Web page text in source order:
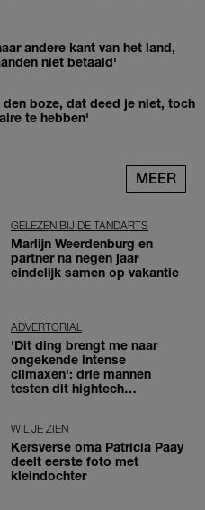
andere kant van het land,
niet betaald'
den boze, dat deed je niet, toch
te hebben'
MEER
GELEZEN BIJ DE TANDARTS
Marlijn Weerdenburg en
partner na negen jaar
eindelijk samen op vakantie
ADVERTORIAL
'Dit ding brengt me naar
ongekende intense
climaxen': drie mannen
testen dit hightech
WIL JE ZIEN
Kersverse oma Patricia Paay
deelt eerste foto met
kleindochter